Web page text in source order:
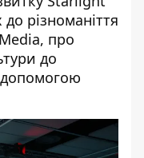
різноманіття
про
до
допомогою